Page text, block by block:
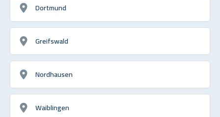
Dortmund
Greifswald
Nordhausen
Waiblingen